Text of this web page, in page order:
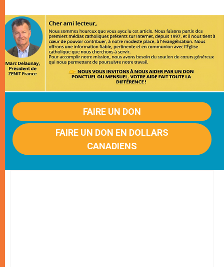
FAIRE UN DON
FAIRE UN DON EN DOLLARS
CANADIENS